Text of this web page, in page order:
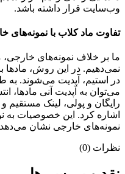
وب‌سایت قرار داشته باشد.
تفاوت ماد کلاب با
ما بر خلاف نمونه‌های
نمی‌دهیم. در این روش، مادها
در استیم، آپدیت می‌شوند.
می‌‌توان به آپدیت آنی مادها،
رایگان و پولی، لینک مستقیم
اشاره کرد. این خصوصیات به
نمونه‌های خارجی نشان
نظرات (0)